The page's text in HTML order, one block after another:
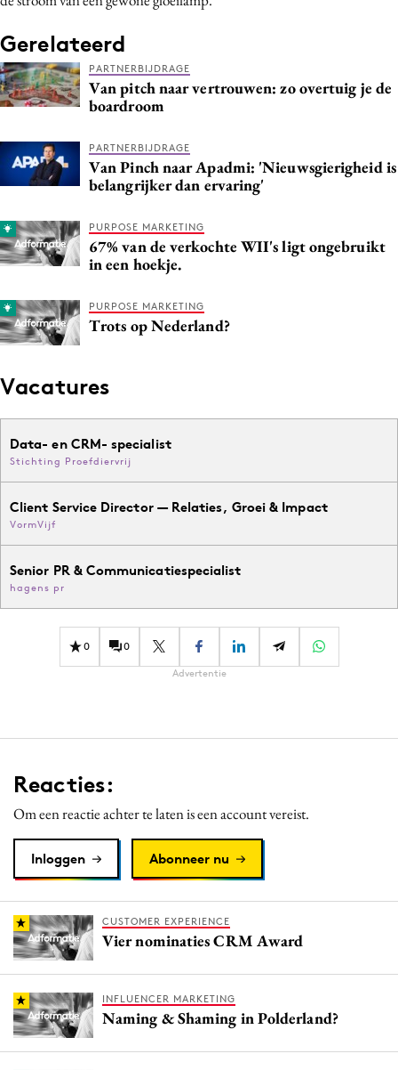
Gerelateerd
PARTNERBIJDRAGE
Van pitch naar vertrouwen: zo overtuig je de
boardroom
PARTNERBIJDRAGE
Van Pinch naar Apadmi: 'Nieuwsgierigheid is
belangrijker dan ervaring'
PURPOSE MARKETING
67% van de verkochte WII's ligt ongebruikt
in een hoekje.
PURPOSE MARKETING
Trots op Nederland?
Vacatures
Data- en CRM- specialist
Stichting Proefdiervrij
Client Service Director — Relaties, Groei & Impact
VormVijf
Senior PR & Communicatiespecialist
hagens pr
0 0
Advertentie
Reacties:
Om een reactie achter te laten is een account vereist.
Inloggen Abonneer nu
CUSTOMER EXPERIENCE
Vier nominaties CRM Award
INFLUENCER MARKETING
Naming & Shaming in Polderland?